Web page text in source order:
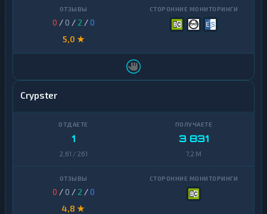
0 / 0 / 2 /0
5,0 ★
Crypster
1
2,61 / 261
3 831
7,2 M
0 / 0 / 2 /0
4,8 ★